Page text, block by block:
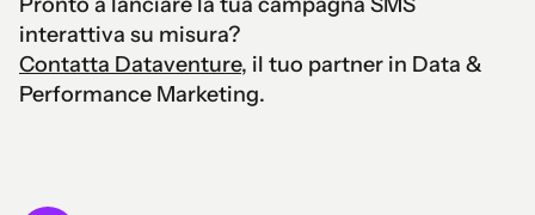
interattiva su misura?
Contatta Dataventure, il tuo partner in Data &
Performance Marketing.